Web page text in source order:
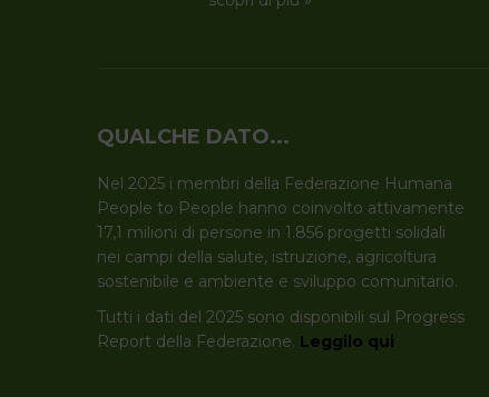
QUALCHE DATO...
Nel 2025 i membri della Federazione Humana
People to People hanno coinvolto attivamente
17,1 milioni di persone in 1.856 progetti solidali
nei campi della salute, istruzione, agricoltura
sostenibile e ambiente e sviluppo comunitario.
Tutti i dati del 2025 sono disponibili sul Progress
Report della Federazione. Leggilo qui